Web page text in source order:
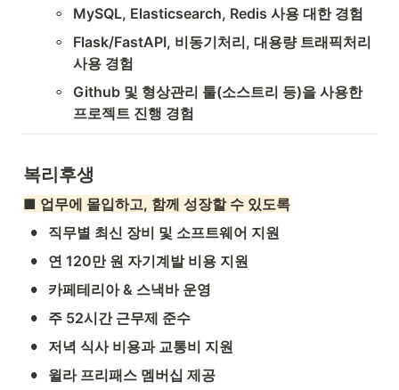
◦ MySQL, Elasticsearch, Redis 사용 대한 경험
◦
Flask/FastAPI, 비동기처리, 대용량 트래픽처리
사용 경험
◦
Github 및 형상관리 툴(소스트리 등)을 사용한
프로젝트 진행 경험
복리후생
■ 업무에 몰입하고, 함께 성장할 수 있도록
• 직무별 최신 장비 및 소프트웨어 지원
• 연 120만 원 자기계발 비용 지원
• 카페테리아 & 스낵바 운영
• 주 52시간 근무제 준수
• 저녁 식사 비용과 교통비 지원
• 윌라 프리패스 멤버십 제공